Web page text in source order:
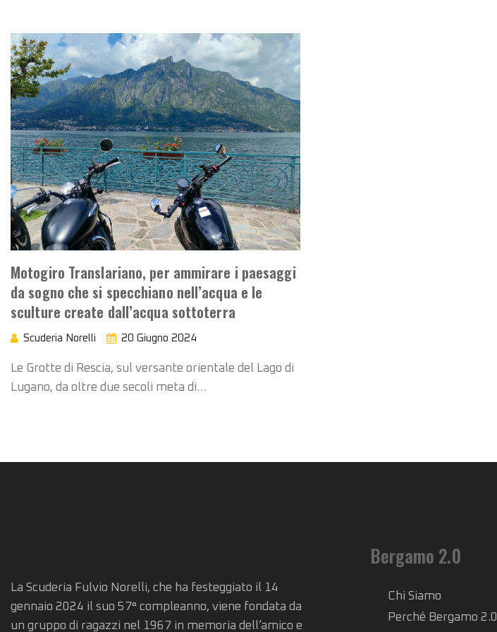
Motogiro Translariano, per ammirare i paesaggi
da sogno che si specchiano nell’acqua e le
sculture create dall’acqua sottoterra
Scuderia Norelli 20 Giugno 2024
Le Grotte di Rescia, sul versante orientale del Lago di
Lugano, da oltre due secoli meta di…
La Scuderia Fulvio Norelli, che ha festeggiato il 14
gennaio 2024 il suo 57° compleanno, viene fondata da
un gruppo di ragazzi nel 1967 in memoria dell’amico e
Bergamo 2.0
Chi Siamo
Perché Bergamo 2.0